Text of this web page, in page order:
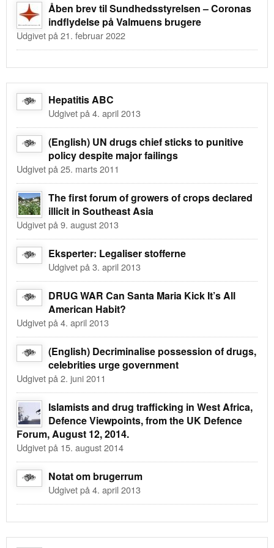
Åben brev til Sundhedsstyrelsen – Coronas
indflydelse på Valmuens brugere
Udgivet på 21. februar 2022
Hepatitis ABC
Udgivet på 4. april 2013
(English) UN drugs chief sticks to punitive
policy despite major failings
Udgivet på 25. marts 2011
The first forum of growers of crops declared
illicit in Southeast Asia
Udgivet på 9. august 2013
Eksperter: Legaliser stofferne
Udgivet på 3. april 2013
DRUG WAR Can Santa Maria Kick It’s All
American Habit?
Udgivet på 4. april 2013
(English) Decriminalise possession of drugs,
celebrities urge government
Udgivet på 2. juni 2011
Islamists and drug trafficking in West Africa,
Defence Viewpoints, from the UK Defence
Forum, August 12, 2014.
Udgivet på 15. august 2014
Notat om brugerrum
Udgivet på 4. april 2013